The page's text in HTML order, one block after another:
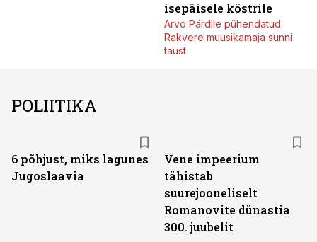
isepäisele köstrile
Arvo Pärdile pühendatud
Rakvere muusikamaja sünni
taust
POLIITIKA
6 põhjust, miks lagunes
Jugoslaavia
Vene impeerium
tähistab
suurejooneliselt
Romanovite dünastia
300. juubelit